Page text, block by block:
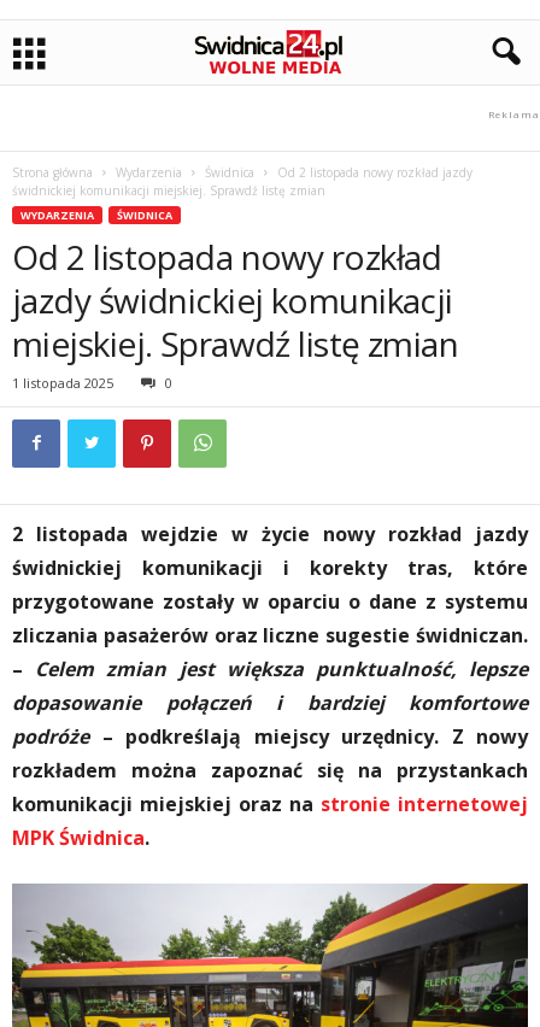
Strona główna Wydarzenia Świdnica
Od 2 listopada nowy rozkład jazdy
świdnickiej komunikacji miejskiej. Sprawdź listę zmian
WYDARZENIA ŚWIDNICA
Od 2 listopada nowy rozkład
jazdy świdnickiej komunikacji
miejskiej. Sprawdź listę zmian
1 listopada 2025 0
2 listopada wejdzie w życie nowy rozkład jazdy
świdnickiej komunikacji i korekty tras, które
przygotowane zostały w oparciu o dane z systemu
zliczania pasażerów oraz liczne sugestie świdniczan.
– Celem zmian jest większa punktualność, lepsze
dopasowanie połączeń i bardziej komfortowe
podróże– podkreślają miejscy urzędnicy. Z nowy
rozkładem można zapoznać się na przystankach
komunikacji miejskiej oraz na stronie internetowej
MPK Świdnica.